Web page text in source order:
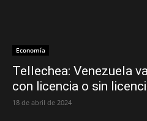
Economía
Tellechea: Venezuela
con licencia o sin
18 de abril de 2024